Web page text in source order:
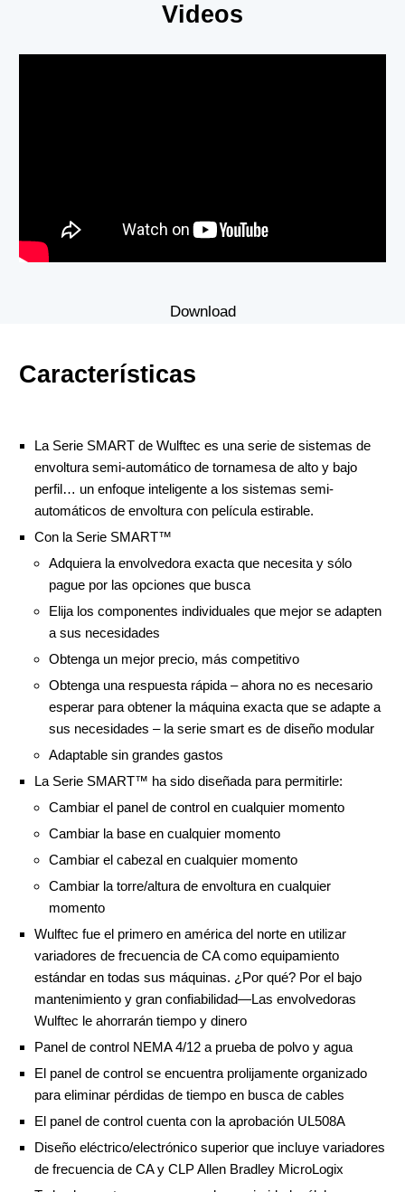
Videos
Download
Características
La Serie SMART de Wulftec es una serie de sistemas de
envoltura semi-automático de tornamesa de alto y bajo
perfil… un enfoque inteligente a los sistemas semi-
automáticos de envoltura con película estirable.
Con la Serie SMART™
Adquiera la envolvedora exacta que necesita y sólo
pague por las opciones que busca
Elija los componentes individuales que mejor se adapten
a sus necesidades
Obtenga un mejor precio, más competitivo
Obtenga una respuesta rápida – ahora no es necesario
esperar para obtener la máquina exacta que se adapte a
sus necesidades – la serie smart es de diseño modular
Adaptable sin grandes gastos
La Serie SMART™ ha sido diseñada para permitirle:
Cambiar el panel de control en cualquier momento
Cambiar la base en cualquier momento
Cambiar el cabezal en cualquier momento
Cambiar la torre/altura de envoltura en cualquier
momento
Wulftec fue el primero en américa del norte en utilizar
variadores de frecuencia de CA como equipamiento
estándar en todas sus máquinas. ¿Por qué? Por el bajo
mantenimiento y gran confiabilidad—Las envolvedoras
Wulftec le ahorrarán tiempo y dinero
Panel de control NEMA 4/12 a prueba de polvo y agua
El panel de control se encuentra prolijamente organizado
para eliminar pérdidas de tiempo en busca de cables
El panel de control cuenta con la aprobación UL508A
Diseño eléctrico/electrónico superior que incluye variadores
de frecuencia de CA y CLP Allen Bradley MicroLogix